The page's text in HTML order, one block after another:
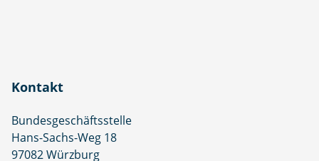
Kontakt
Bundesgeschäftsstelle
Hans-Sachs-Weg 18
97082 Würzburg